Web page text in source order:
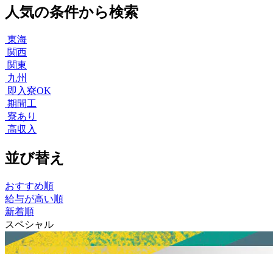
人気の条件から検索
東海
関西
関東
九州
即入寮OK
期間工
寮あり
高収入
並び替え
おすすめ順
給与が高い順
新着順
スペシャル